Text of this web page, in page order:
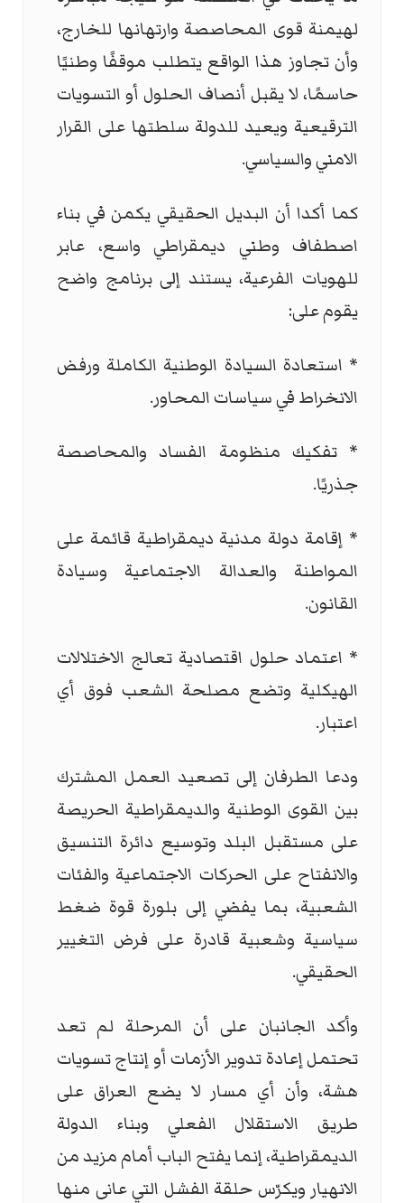
لهيمنة قوى المحاصصة وارتهانها للخارج،
وأن تجاوز هذا الواقع يتطلب موقفًا وطنيًا
حاسمًا، لا يقبل أنصاف الحلول أو التسويات
الترقيعية ويعيد للدولة سلطتها على القرار
الامني والسياسي.
كما أكدا أن البديل الحقيقي يكمن في بناء
اصطفاف وطني ديمقراطي واسع، عابر
للهويات الفرعية، يستند إلى برنامج واضح
يقوم على:
* استعادة السيادة الوطنية الكاملة ورفض
الانخراط في سياسات المحاور.
* تفكيك منظومة الفساد والمحاصصة
جذريًا.
* إقامة دولة مدنية ديمقراطية قائمة على
المواطنة والعدالة الاجتماعية وسيادة
القانون.
* اعتماد حلول اقتصادية تعالج الاختلالات
الهيكلية وتضع مصلحة الشعب فوق أي
اعتبار.
ودعا الطرفان إلى تصعيد العمل المشترك
بين القوى الوطنية والديمقراطية الحريصة
على مستقبل البلد وتوسيع دائرة التنسيق
والانفتاح على الحركات الاجتماعية والفئات
الشعبية، بما يفضي إلى بلورة قوة ضغط
سياسية وشعبية قادرة على فرض التغيير
الحقيقي.
وأكد الجانبان على أن المرحلة لم تعد
تحتمل إعادة تدوير الأزمات أو إنتاج تسويات
هشة، وأن أي مسار لا يضع العراق على
طريق الاستقلال الفعلي وبناء الدولة
الديمقراطية، إنما يفتح الباب أمام مزيد من
الانهيار ويكرّس حلقة الفشل التي عانى منها